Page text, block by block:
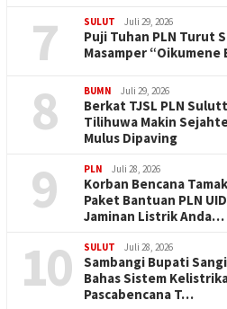
7 SULUT Juli 29, 2026
Puji Tuhan PLN Turut
Masamper
8 BUMN Juli 29, 2026
Berkat TJSL PLN
Tilihuwa Makin
Mulus Dipaving
9 PLN Juli 28, 2026
Korban Bencana
Paket Bantuan PLN
Jaminan Listrik Anda…
10 SULUT Juli 28, 2026
Sambangi Bupati
Bahas Sistem
Pascabencana T…